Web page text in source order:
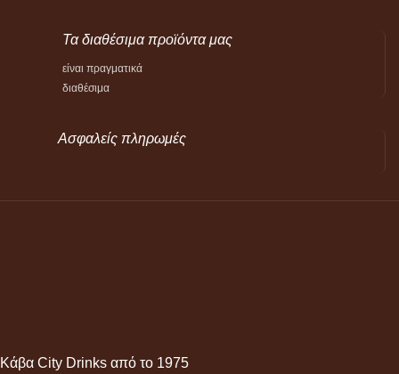
Τα διαθέσιμα προϊόντα μας
είναι πραγματικά
διαθέσιμα
Ασφαλείς πληρωμές
Κάβα City Drinks από το 1975